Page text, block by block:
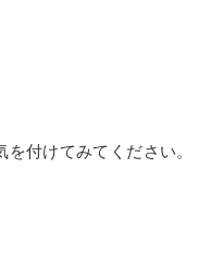
付けてみてください。